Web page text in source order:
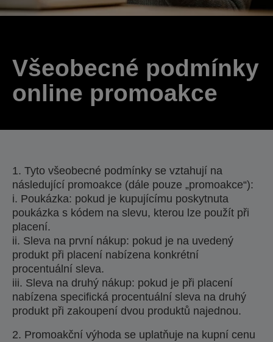
Všeobecné podmínky
online promoakce
1. Tyto všeobecné podmínky se vztahují na
následující promoakce (dále pouze „promoakce“):
i. Poukázka: pokud je kupujícímu poskytnuta
poukázka s kódem na slevu, kterou lze použít při
placení.
ii. Sleva na první nákup: pokud je na uvedený
produkt při placení nabízena konkrétní
procentuální sleva.
iii. Sleva na druhý nákup: pokud je při placení
nabízena specifická procentuální sleva na druhý
produkt při zakoupení dvou produktů najednou.
2. Promoakční výhoda se uplatňuje na kupní cenu